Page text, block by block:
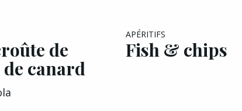
de
canard
APÉRITIFS
Fish & chips